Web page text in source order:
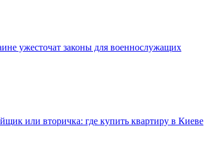
ужесточат законы для военнослужащих
или вторичка: где купить квартиру в Киеве